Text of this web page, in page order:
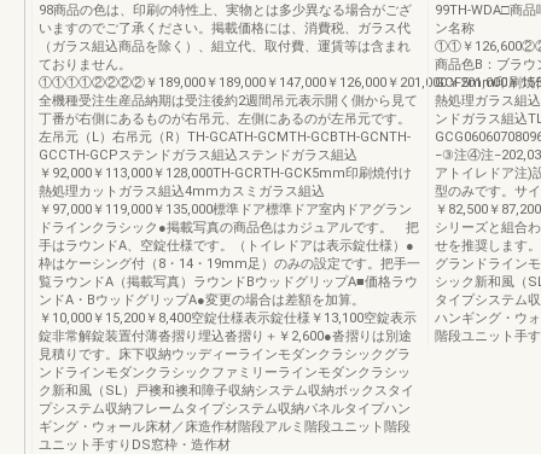
98商品の色は、印刷の特性上、実物とは多少異なる場合がござ
いますのでご了承ください。掲載価格には、消費税、ガラス代
（ガラス組込商品を除く）、組立代、取付費、運賃等は含まれ
ておりません。
①①①①②②②②￥189,000￥189,000￥147,000￥126,000￥201,000￥201,000￥
全機種受注生産品納期は受注後約2週間吊元表示開く側から見て
丁番が右側にあるものが右吊元、左側にあるのが左吊元です。
左吊元（L）右吊元（R）TH-GCATH-GCMTH-GCBTH-GCNTH-
GCCTH-GCPステンドガラス組込ステンドガラス組込
￥92,000￥113,000￥128,000TH-GCRTH-GCK5mm印刷焼付け
熱処理カットガラス組込4mmカスミガラス組込
￥97,000￥119,000￥135,000標準ドア標準ドア室内ドアグラン
ドラインクラシック●掲載写真の商品色はカジュアルです。 把
手はラウンドA、空錠仕様です。（トイレドアは表示錠仕様）●
枠はケーシング付（8・14・19mm足）のみの設定です。把手一
覧ラウンドA（掲載写真）ラウンドBウッドグリップA■価格ラウ
ンドA・BウッドグリップA●変更の場合は差額を加算。
￥10,000￥15,200￥8,400空錠仕様表示錠仕様￥13,100空錠表示
錠非常解錠装置付薄沓摺り埋込沓摺り＋￥2,600●沓摺りは別途
見積りです。床下収納ウッディーラインモダンクラシックグラ
ンドラインモダンクラシックファミリーラインモダンクラシッ
ク新和風（SL）戸襖和襖和障子収納システム収納ボックスタイ
プシステム収納フレームタイプシステム収納パネルタイプハン
ギング・ウォール床材／床造作材階段アルミ階段ユニット階段
ユニット手すりDS窓枠・造作材
99TH-WDA□商
ン名称
①①￥126,600②②
商品色B：ブラウ
GCF5mm印刷焼
熱処理ガラス組
ンドガラス組込
−③注④注
アトイレドア注)
型のみです。サ
￥82,500￥
シリーズと組合
せを推奨します
グランドライン
シック新和風（
タイプシステム
ハンギング・ウ
階段ユニット手